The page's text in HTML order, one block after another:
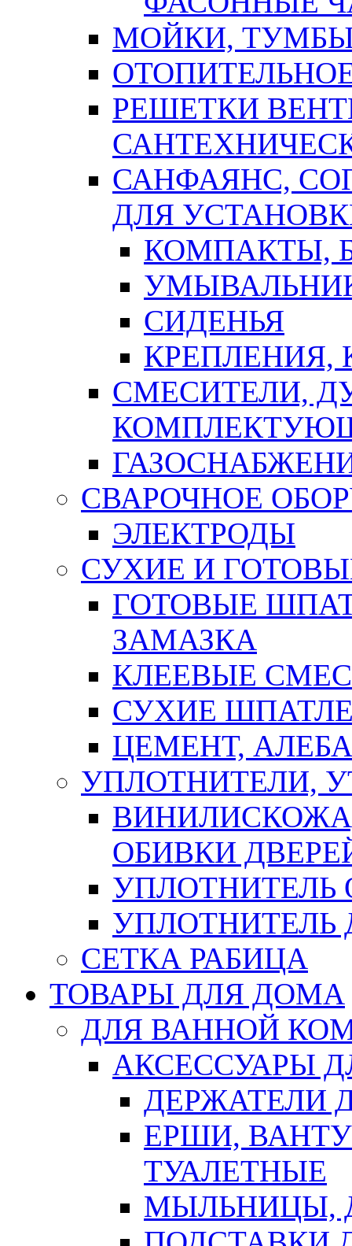
МОЙКИ,
РЕШЕТКИ
САНФАЯНС,
ДЛЯ
КОМПАКТЫ,
СИДЕНЬЯ
СМЕСИТЕЛИ,
СВАРОЧНОЕ
ЭЛЕКТРОДЫ
СУХИЕ И
ГОТОВЫЕ
ЗАМАЗКА
КЛЕЕВЫЕ
СУХИЕ
ЦЕМЕНТ,
УПЛОТНИТЕЛИ,
ОБИВКИ
УПЛОТНИТЕЛЬ
СЕТКА РАБИЦА
ТОВАРЫ ДЛЯ ДОМА
ДЛЯ ВАННОЙ
АКСЕССУАРЫ
ДЕРЖАТЕЛИ
ЕРШИ,
ТУАЛЕТНЫЕ
МЫЛЬНИЦЫ,